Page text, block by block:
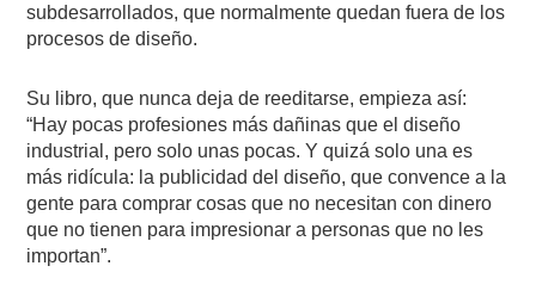
subdesarrollados, que normalmente quedan fuera de los
procesos de diseño.
Su libro, que nunca deja de reeditarse, empieza así:
“Hay pocas profesiones más dañinas que el diseño
industrial, pero solo unas pocas. Y quizá solo una es
más ridícula: la publicidad del diseño, que convence a la
gente para comprar cosas que no necesitan con dinero
que no tienen para impresionar a personas que no les
importan”.